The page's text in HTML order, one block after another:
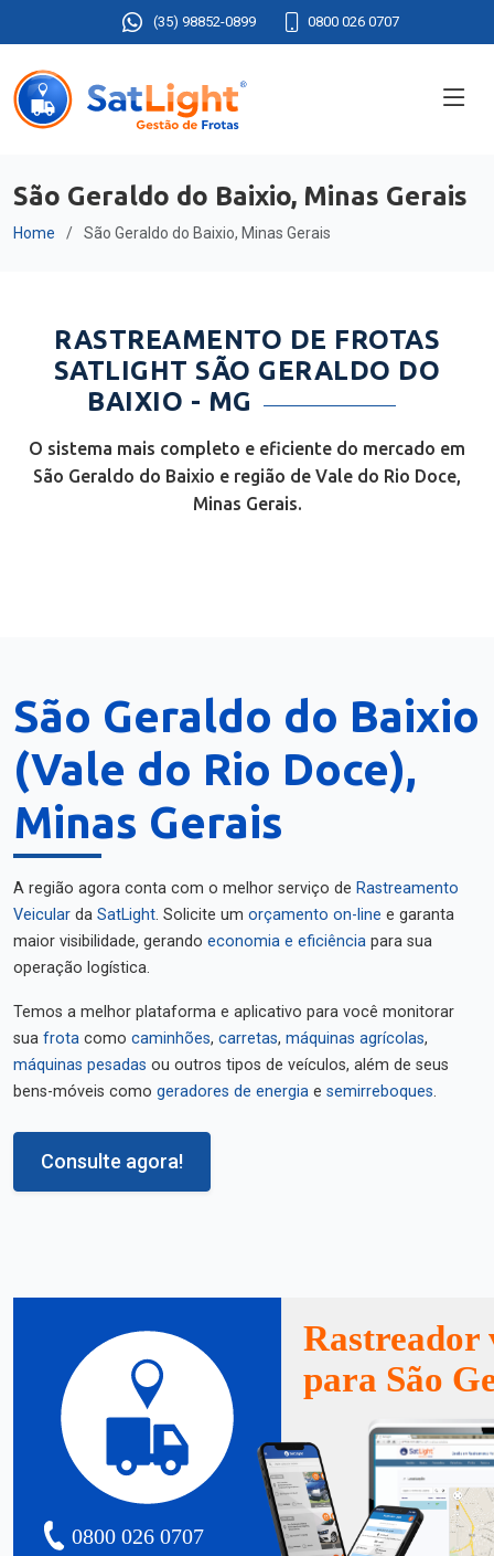
(35) 98852-0899 0800 026 0707
São Geraldo do Baixio, Minas Gerais
Home São Geraldo do Baixio, Minas Gerais
RASTREAMENTO DE FROTAS
SATLIGHT SÃO GERALDO DO
BAIXIO - MG
O sistema mais completo e eficiente do mercado em
São Geraldo do Baixio e região de Vale do Rio Doce,
Minas Gerais.
São Geraldo do Baixio
(Vale do Rio Doce),
Minas Gerais
A região agora conta com o melhor serviço de Rastreamento
Veicular da SatLight. Solicite um orçamento on-line e garanta
maior visibilidade, gerando economia e eficiência para sua
operação logística.
Temos a melhor plataforma e aplicativo para você monitorar
sua frota como caminhões, carretas, máquinas agrícolas,
máquinas pesadas ou outros tipos de veículos, além de seus
bens-móveis como geradores de energia e semirreboques.
Consulte agora!
0800 026 0707
Rastreador
para São